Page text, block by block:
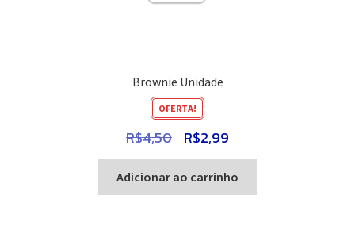
Brownie Unidade
OFERTA!
R$4,50
preço
original
era:
R$2,99
preço
atual
é:
Adicionar ao carrinho